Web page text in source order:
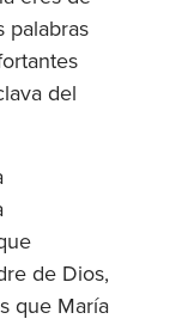
palabras
del
de Dios,
que María